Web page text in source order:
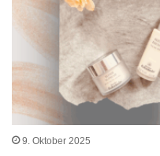
9. Oktober 2025